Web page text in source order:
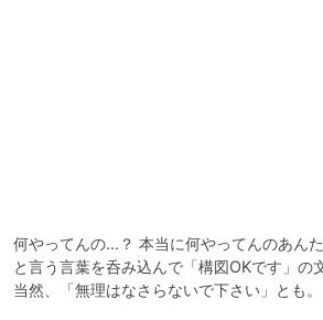
何やってんの…？ 本当に何やってんのあん
と言う言葉を呑み込んで「構図OKです」の
当然、「無理はなさらないで下さい」とも。